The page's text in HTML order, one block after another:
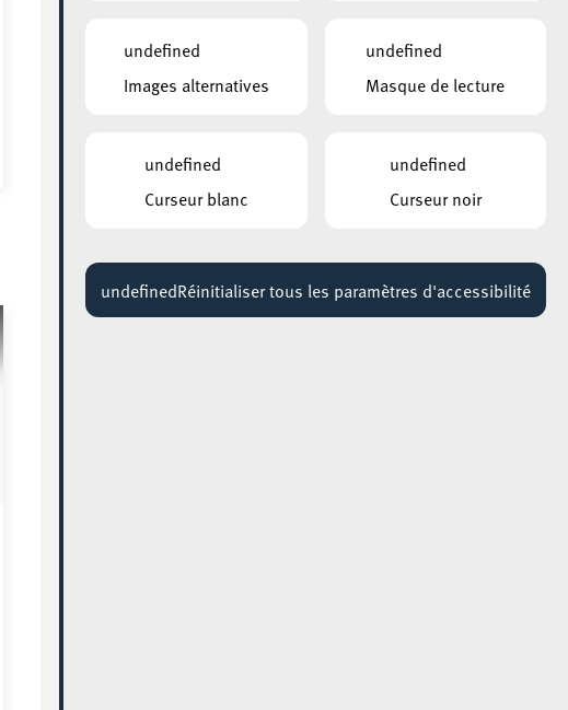
undefined
Images alternatives
undefined
Masque de lecture
undefined
Curseur blanc
undefined
Curseur noir
undefinedRéinitialiser tous les paramètres d'accessibilité